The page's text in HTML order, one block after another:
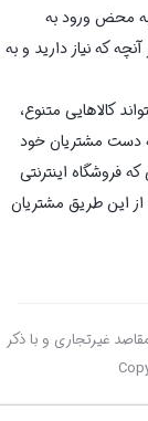
به محض ورود به
که نیاز دارید و به
کالاهایی متنوع،
دست مشتریان خود
فروشگاه اینترنتی
این طریق مشتریان
غیرتجاری و با ذکر